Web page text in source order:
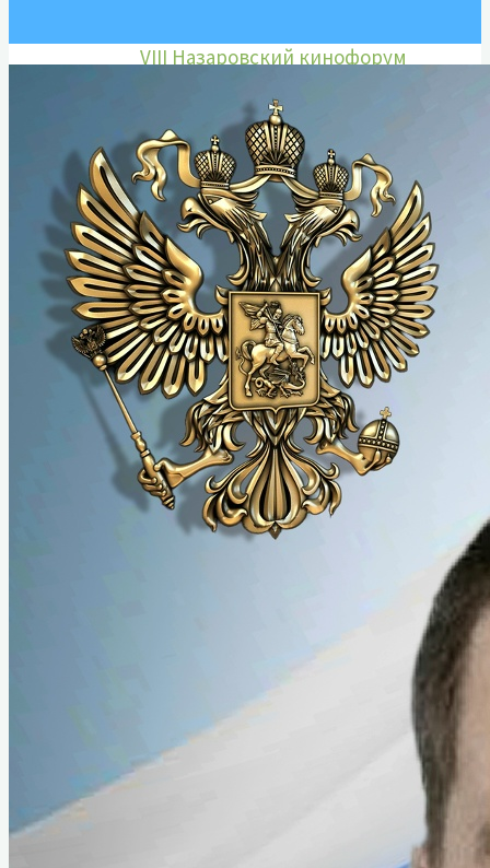
VIII Назаровский кинофорум
отечественных фильмов имени
Марины Ладыниной
IX Назаровский кинофорум
отечественных фильмов имени
Марины Ладыниной
X Назаровский кинофорум
отечественных фильмов имени
Марины Ладыниной
XI Назаровский кинофорум
отечественных фильмов имени
Марины Ладыниной
XII Назаровский кинофорум
отечественных фильмов имени
отечественных фильмов имени
Марины Ладыниной
XIV Назаровский кинофорум
отечественных фильмов имени
Видеоэкскурсия по залу М. А. Ладыниной